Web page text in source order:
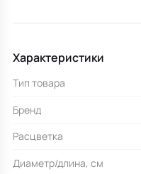
Характеристики
Тип товара
Бренд
Расцветка
Диаметр/длина, см